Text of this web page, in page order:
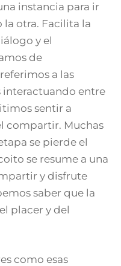
instancia para ir
otra. Facilita la
y el
de
a las
interactuando entre
sentir a
compartir. Muchas
se pierde el
se resume a una
y disfrute
saber que la
placer y del
como esas